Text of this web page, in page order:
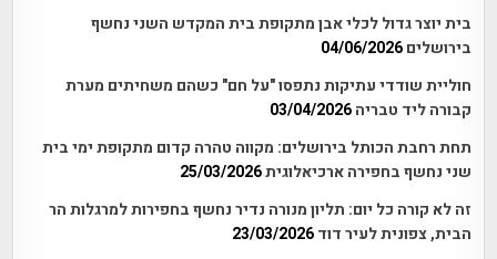
בית יוצר גדול לכלי אבן מתקופת בית המקדש השני נחשף
בירושלים 04/06/2026
חוליית שודדי עתיקות נתפסו "על חם" כשהם משחיתים מערת
קבורה ליד טבריה 03/04/2026
תחת רחבת הכותל בירושלים: מקווה טהרה קדום מתקופת ימי בית
שני נחשף בחפירה ארכיאלוגית25/03/2026
זה לא קורה כל יום: תליון מנורה נדיר נחשף בחפירות למרגלות הר
הבית, צפונית לעיר דוד 23/03/2026